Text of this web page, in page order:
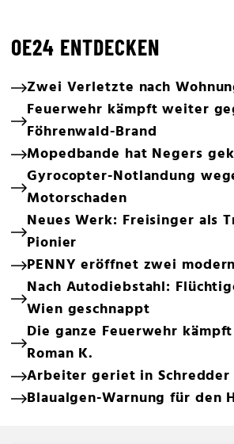
OE24 ENTDECKEN
Zwei Verletzte nach
Feuerwehr kämpft weiter
Föhrenwald-Brand
Mopedbande hat Negers
Gyrocopter-Notlandung
Motorschaden
Neues Werk: Freisinger als
Pionier
PENNY eröffnet zwei
Nach Autodiebstahl:
Wien geschnappt
Die ganze Feuerwehr
Roman K.
Arbeiter geriet in
Blaualgen-Warnung für den